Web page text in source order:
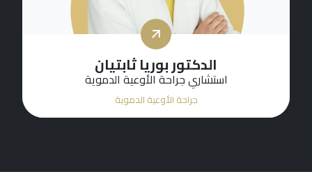
الدكتور بوريا ثابتيان
استشاري جراحة الأوعية الدموية
جراحة الأوعية الدموية